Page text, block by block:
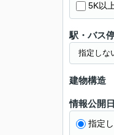
5K以
駅・バス
建物構造
情報公開日
指定